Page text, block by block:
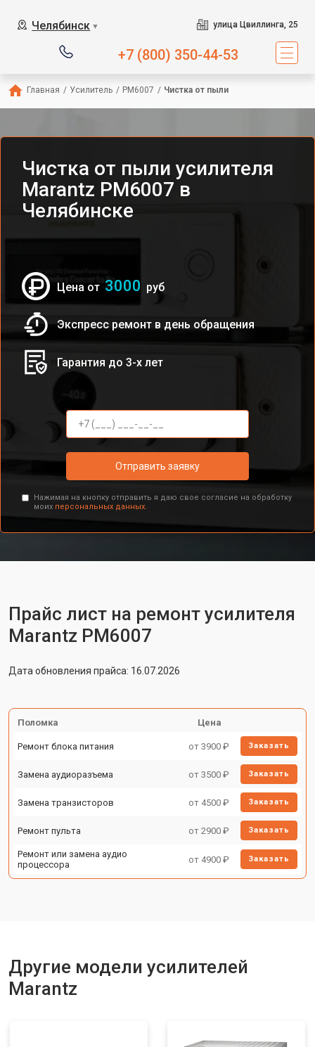
Челябинск ▼ улица Цвиллинга, 25
+7 (800) 350-44-53
Главная / Усилитель / PM6007 / Чистка от пыли
Чистка от пыли усилителя
Marantz PM6007 в
Челябинске
Цена от 3000 руб
Экспресс ремонт в день обращения
Гарантия до 3-х лет
Отправить заявку
Нажимая на кнопку отправить я даю свое согласие на обработку
моих персональных данных.
Прайс лист на ремонт усилителя
Marantz PM6007
Дата обновления прайса: 16.07.2026
Поломка Цена
Ремонт блока питания от 3900 ₽ Заказать
Замена аудиоразъема от 3500 ₽ Заказать
Замена транзисторов от 4500 ₽ Заказать
Ремонт пульта от 2900 ₽ Заказать
Ремонт или замена аудио
процессора
от 4900 ₽ Заказать
Другие модели усилителей
Marantz